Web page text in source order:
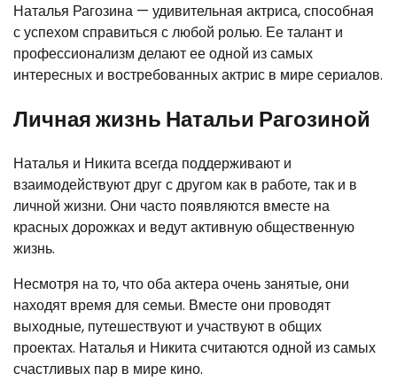
Наталья Рагозина — удивительная актриса, способная
с успехом справиться с любой ролью. Ее талант и
профессионализм делают ее одной из самых
интересных и востребованных актрис в мире сериалов.
Личная жизнь Натальи Рагозиной
Наталья и Никита всегда поддерживают и
взаимодействуют друг с другом как в работе, так и в
личной жизни. Они часто появляются вместе на
красных дорожках и ведут активную общественную
жизнь.
Несмотря на то, что оба актера очень занятые, они
находят время для семьи. Вместе они проводят
выходные, путешествуют и участвуют в общих
проектах. Наталья и Никита считаются одной из самых
счастливых пар в мире кино.